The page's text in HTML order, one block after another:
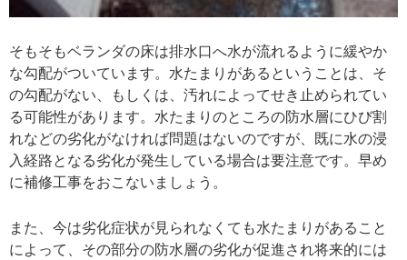
そもそもベランダの床は排水口へ水が流れるように緩やか
な勾配がついています。水たまりがあるということは、そ
の勾配がない、もしくは、汚れによってせき止められてい
る可能性があります。水たまりのところの防水層にひび割
れなどの劣化がなければ問題はないのですが、既に水の浸
入経路となる劣化が発生している場合は要注意です。早め
に補修工事をおこないましょう。
また、今は劣化症状が見られなくても水たまりがあること
によって、その部分の防水層の劣化が促進され将来的には